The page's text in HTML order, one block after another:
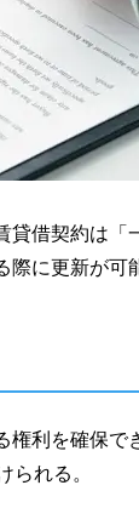
借契約は
際に更新が
利を確保
られる。